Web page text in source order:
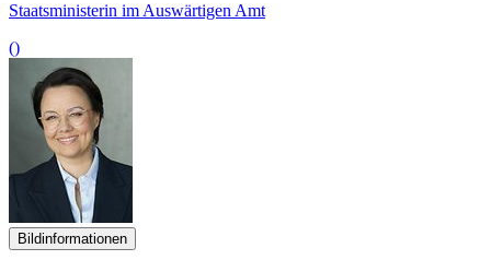
Staatsministerin im Auswärtigen Amt
()
Bildinformationen